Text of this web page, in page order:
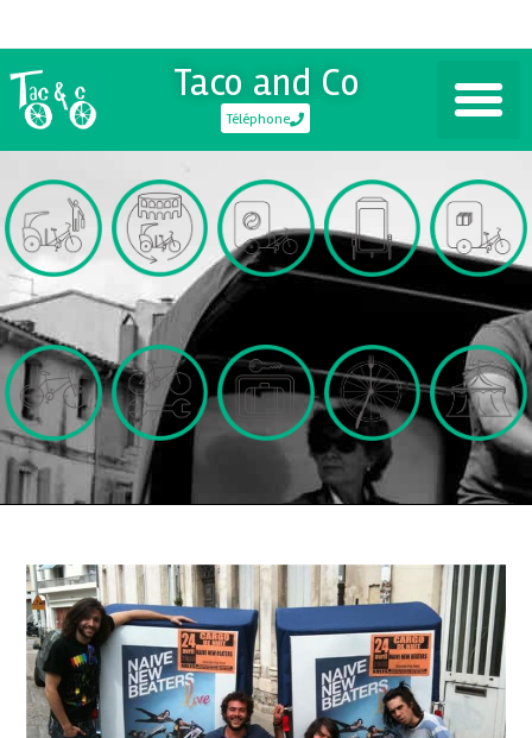
Taco and Co
Téléphone